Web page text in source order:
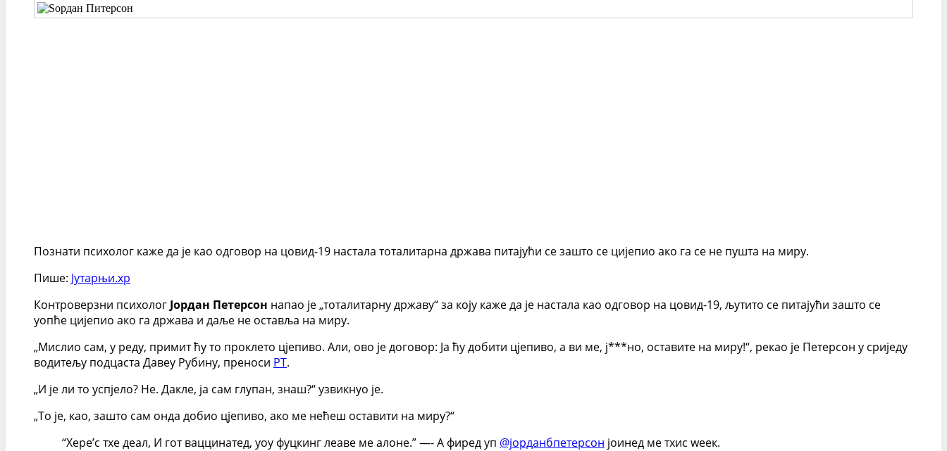
Познати психолог каже да је као одговор на цовид-19 настала тоталитарна држава питајући се зашто се цијепио ако га се не пушта на миру.
Пише: Јутарњи.хр
Контроверзни психолог Јордан Петерсон напао је „тоталитарну државу“ за коју каже да је настала као одговор на цовид-19, љутито се питајући зашто се
уопће цијепио ако га држава и даље не оставља на миру.
„Мислио сам, у реду, примит ћу то проклето цјепиво. Али, ово је договор: Ја ћу добити цјепиво, а ви ме, ј***но, оставите на миру!“, рекао је Петерсон у сриједу
водитељу подцаста Давеу Рубину, преноси РТ.
„И је ли то успјело? Не. Дакле, ја сам глупан, знаш?“ узвикнуо је.
„То је, као, зашто сам онда добио цјепиво, ако ме нећеш оставити на миру?“
“Хере’с тхе деал, И гот ваццинатед, yоу фуцкинг леаве ме алоне.” —- А фиред уп @јорданбпетерсон јоинед ме тхис wеек.